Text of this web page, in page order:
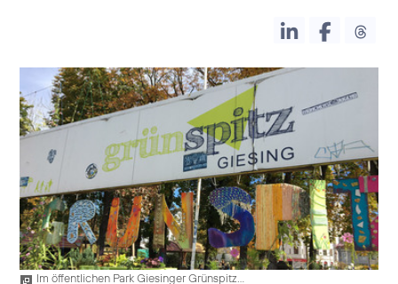
Im öffentlichen Park Giesinger Grünspitz...